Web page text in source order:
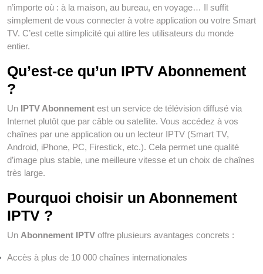
n’importe où : à la maison, au bureau, en voyage… Il suffit
simplement de vous connecter à votre application ou votre Smart
TV. C’est cette simplicité qui attire les utilisateurs du monde
entier.
Qu’est-ce qu’un IPTV Abonnement
?
Un IPTV Abonnement est un service de télévision diffusé via
Internet plutôt que par câble ou satellite. Vous accédez à vos
chaînes par une application ou un lecteur IPTV (Smart TV,
Android, iPhone, PC, Firestick, etc.). Cela permet une qualité
d’image plus stable, une meilleure vitesse et un choix de chaînes
très large.
Pourquoi choisir un Abonnement
IPTV ?
Un Abonnement IPTV offre plusieurs avantages concrets :
Accès à plus de 10 000 chaînes internationales